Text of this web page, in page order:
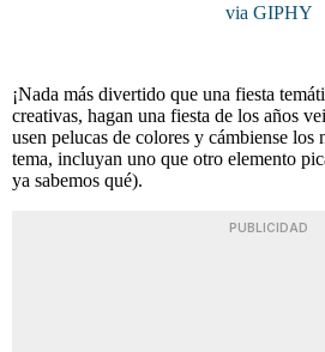
via GIPHY
¡Nada más divertido que una fiesta
creativas, hagan una fiesta de los años
usen pelucas de colores y cámbiense los
tema, incluyan uno que otro elemento
ya sabemos qué).
PUBLICIDAD